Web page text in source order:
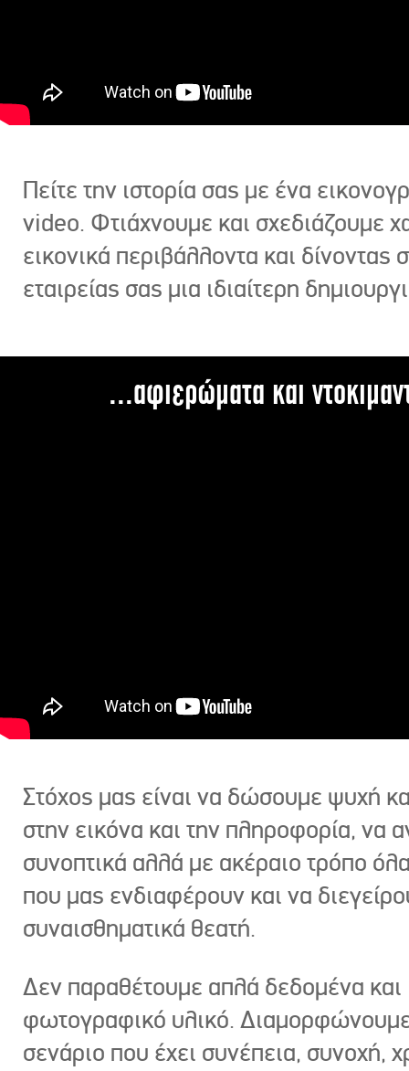
Πείτε την ιστορία σας με ένα
video. Φτιάχνουμε και σχεδιάζουμε
εικονικά περιβάλλοντα και δίνοντας
εταιρείας σας μια ιδιαίτερη
...αφιερώματα και
Στόχος μας είναι να δώσουμε ψυχή
στην εικόνα και την πληροφορία, να
συνοπτικά αλλά με ακέραιο τρόπο
που μας ενδιαφέρουν και να
συναισθηματικά θεατή.
Δεν παραθέτουμε απλά δεδομένα και
φωτογραφικό υλικό.
σενάριο που έχει συνέπεια, συνοχή,